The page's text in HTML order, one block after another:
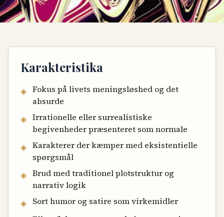
Karakteristika
◈ Fokus på livets meningsløshed og det
absurde
◈ Irrationelle eller surrealistiske
begivenheder præsenteret som normale
◈ Karakterer der kæmper med eksistentielle
spørgsmål
◈ Brud med traditionel plotstruktur og
narrativ logik
◈ Sort humor og satire som virkemidler